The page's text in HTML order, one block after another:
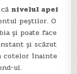
nivelul apei
peștilor. O
și poate face
și scăzut
cotelor înainte
ul.